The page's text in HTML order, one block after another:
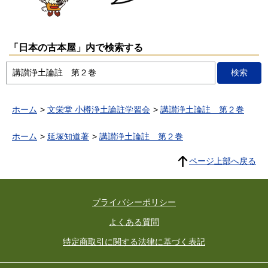
「日本の古本屋」内で検索する
ホーム 文栄堂 小樽浄土論註学習会 講讃浄土論註 第２巻
ホーム 延塚知道著 講讃浄土論註 第２巻
ページ上部へ戻る
プライバシーポリシー
よくある質問
特定商取引に関する法律に基づく表記